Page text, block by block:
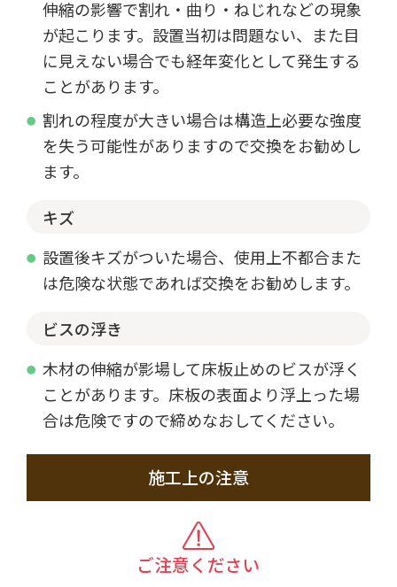
伸縮の影響で割れ・曲り・ねじれなどの現象
が起こります。設置当初は問題ない、また目
に見えない場合でも経年変化として発生する
ことがあります。
割れの程度が大きい場合は構造上必要な強度
を失う可能性がありますので交換をお勧めし
ます。
キズ
設置後キズがついた場合、使用上不都合また
は危険な状態であれば交換をお勧めします。
ビスの浮き
木材の伸縮が影場して床板止めのビスが浮く
ことがあります。床板の表面より浮上った場
合は危険ですので締めなおしてください。
施工上の注意
ご注意ください